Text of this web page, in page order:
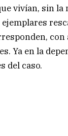
vivían, sin
Ya en la
del caso.